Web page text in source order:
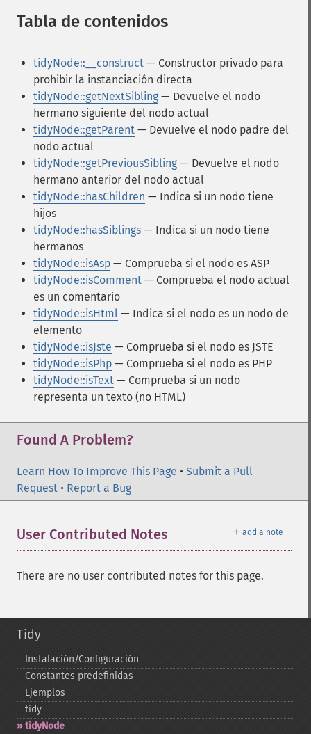
Tabla de contenidos
tidyNode::__construct — Constructor privado para
prohibir la instanciación directa
tidyNode::getNextSibling — Devuelve el nodo
hermano siguiente del nodo actual
tidyNode::getParent — Devuelve el nodo padre del
nodo actual
tidyNode::getPreviousSibling — Devuelve el nodo
hermano anterior del nodo actual
tidyNode::hasChildren — Indica si un nodo tiene
hijos
tidyNode::hasSiblings — Indica si un nodo tiene
hermanos
tidyNode::isAsp — Comprueba si el nodo es ASP
tidyNode::isComment — Comprueba el nodo actual
es un comentario
tidyNode::isHtml — Indica si el nodo es un nodo de
elemento
tidyNode::isJste — Comprueba si el nodo es JSTE
tidyNode::isPhp — Comprueba si el nodo es PHP
tidyNode::isText — Comprueba si un nodo
representa un texto (no HTML)
Found A Problem?
Learn How To Improve This Page • Submit a Pull
Request • Report a Bug
＋ add a note
User Contributed Notes
There are no user contributed notes for this page.
Tidy
Instalación/Configuración
Constantes predefinidas
Ejemplos
tidy
tidyNode